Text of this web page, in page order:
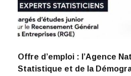
Offre d’emploi : l’Agence
Statistique et de la